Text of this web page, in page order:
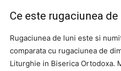
Ce este rugaciunea de
Rugaciunea de luni este si
comparata cu rugaciunea de
Liturghie in Biserica Ortodoxa.